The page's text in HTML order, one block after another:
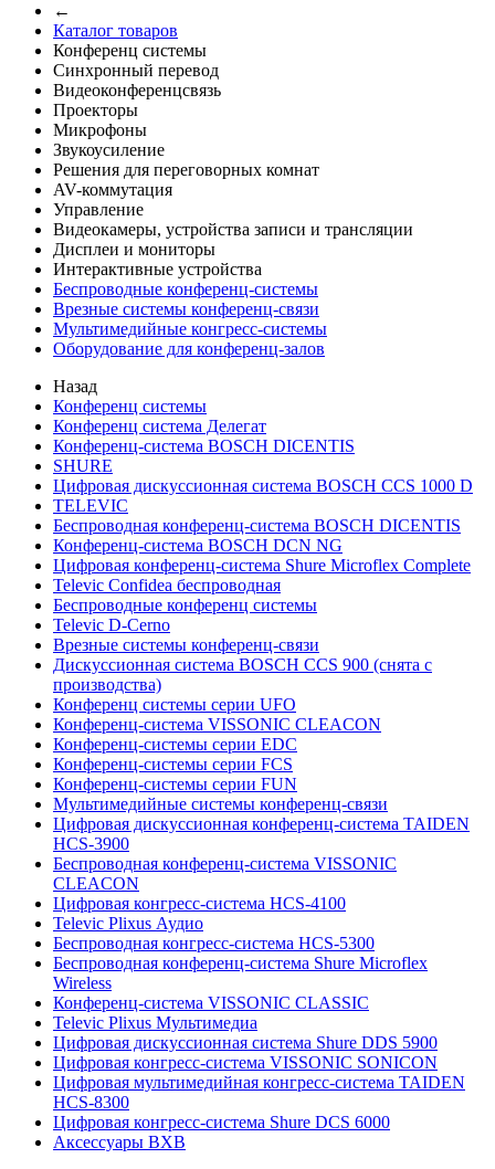
←
Каталог товаров
Конференц системы
Синхронный перевод
Видеоконференцсвязь
Проекторы
Микрофоны
Звукоусиление
Решения для переговорных комнат
AV-коммутация
Управление
Видеокамеры, устройства записи и трансляции
Дисплеи и мониторы
Интерактивные устройства
Беспроводные конференц-системы
Врезные системы конференц-связи
Мультимедийные конгресс-системы
Оборудование для конференц-залов
Назад
Конференц системы
Конференц система Делегат
Конференц-система BOSCH DICENTIS
SHURE
Цифровая дискуссионная система BOSCH CCS 1000 D
TELEVIC
Беспроводная конференц-система BOSCH DICENTIS
Конференц-система BOSCH DCN NG
Цифровая конференц-система Shure Microflex Complete
Televic Confidea беспроводная
Беспроводные конференц системы
Televic D-Cerno
Врезные системы конференц-связи
Дискуссионная система BOSCH CCS 900 (снята с
производства)
Конференц системы серии UFO
Конференц-система VISSONIC CLEACON
Конференц-системы серии EDC
Конференц-системы серии FCS
Конференц-системы серии FUN
Мультимедийные системы конференц-связи
Цифровая дискуссионная конференц-система TAIDEN
HCS-3900
Беспроводная конференц-система VISSONIC
CLEACON
Цифровая конгресс-система HCS-4100
Televic Plixus Аудио
Беспроводная конгресс-система HCS-5300
Беспроводная конференц-система Shure Microflex
Wireless
Конференц-система VISSONIC CLASSIC
Televic Plixus Мультимедиа
Цифровая дискуссионная система Shure DDS 5900
Цифровая конгресс-система VISSONIC SONICON
Цифровая мультимедийная конгресс-система TAIDEN
HCS-8300
Цифровая конгресс-система Shure DCS 6000
Аксессуары BXB